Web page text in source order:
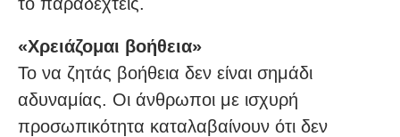
«Χρειάζομαι βοήθεια»
Το να ζητάς βοήθεια δεν είναι σημάδι
αδυναμίας. Οι άνθρωποι με ισχυρή
προσωπικότητα καταλαβαίνουν ότι δεν